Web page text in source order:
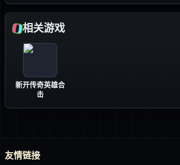
相关游戏
新开传奇英雄合
击
友情链接